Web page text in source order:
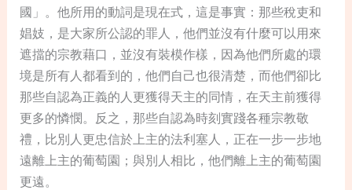
國」。他所用的動詞是現在式，這是事實：那些稅吏和
娼妓，是大家所公認的罪人，他們並沒有什麼可以用來
遮擋的宗教藉口，並沒有裝模作樣，因為他們所處的環
境是所有人都看到的，他們自己也很清楚，而他們卻比
那些自認為正義的人更獲得天主的同情，在天主前獲得
更多的憐憫。反之，那些自認為時刻實踐各種宗教敬
禮，比別人更忠信於上主的法利塞人，正在一步一步地
遠離上主的葡萄園；與別人相比，他們離上主的葡萄園
更遠。